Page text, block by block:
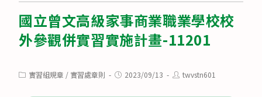
國立曾文高級家事商業職業學校校
外參觀併實習實施計畫-11201
Post實習組規章 / 實習處章則
Post2023/09/13
Posttwvstn601